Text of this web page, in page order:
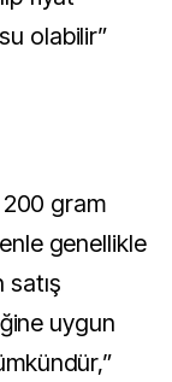
olabilir”
200 gram
genellikle
satış
uygun